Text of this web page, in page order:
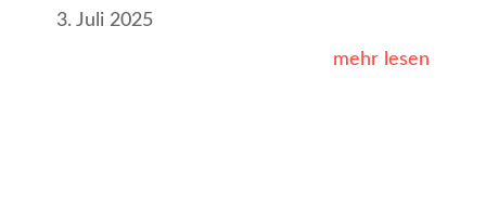
3. Juli 2025
mehr lesen